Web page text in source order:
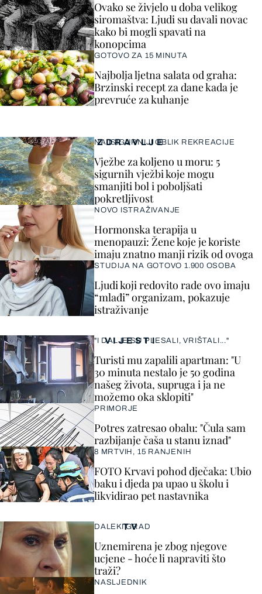
VIJESTI
"I DALJE SU PLESALI, VRIŠTALI..."
Turisti mu zapalili apartman: "U
30 minuta nestalo je 50 godina
našeg života, supruga i ja ne
možemo oka sklopiti"
PRIMORJE
Potres zatresao obalu: "Čula sam
razbijanje čaša u stanu iznad"
8 MRTVIH, 15 RANJENIH
FOTO Krvavi pohod dječaka: Ubio
baku i djeda pa upao u školu i
likvidirao pet nastavnika
ZDRAVLJE
NAJSIGURNIJI OBLIK REKREACIJE
Vježbe za koljeno u moru: 5
sigurnih vježbi koje mogu
smanjiti bol i poboljšati
pokretljivost
NOVO ISTRAŽIVANJE
Hormonska terapija u
menopauzi: Žene koje je koriste
imaju znatno manji rizik od ovoga
STUDIJA NA GOTOVO 1.900 OSOBA
Ljudi koji redovito rade ovo imaju
“mlađi” organizam, pokazuje
istraživanje
TV
DALEKI GRAD
Uznemirena je zbog njegove
ucjene - hoće li napraviti što
traži?
NASLJEDNIK
Ovako se živjelo u doba velikog
siromaštva: Ljudi su davali novac
kako bi mogli spavati na
konopcima
GOTOVO ZA 15 MINUTA
Najbolja ljetna salata od graha:
Brzinski recept za dane kada je
prevruće za kuhanje